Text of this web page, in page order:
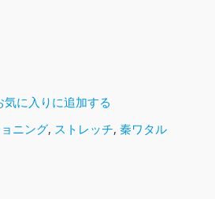
気に入りに追加する
ニング, ストレッチ, 秦ワタル